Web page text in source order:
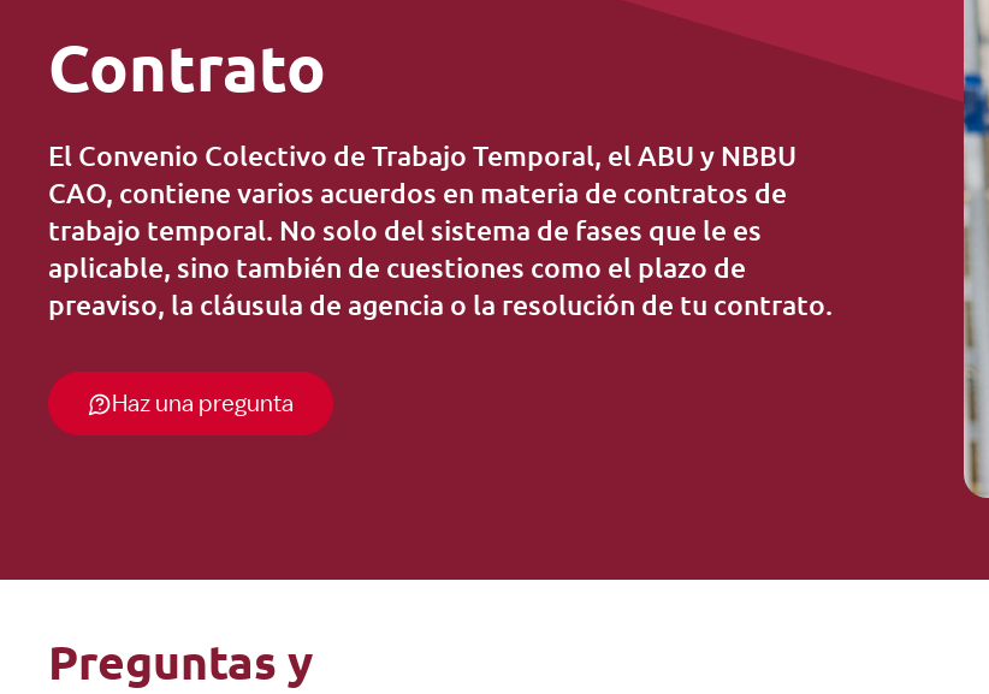
Salario
Extra
Contrato
El Convenio Colectivo de Trabajo Temporal, el ABU y NBBU
CAO, contiene varios acuerdos en materia de contratos de
trabajo temporal. No solo del sistema de fases que le es
aplicable, sino también de cuestiones como el plazo de
preaviso, la cláusula de agencia o la resolución de tu contrato.
Haz una pregunta
Preguntas y